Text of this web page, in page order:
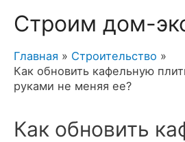
Строим дом-
Главная
Строительство
Как обновить кафельную
руками не меняя ее?
Как обновить